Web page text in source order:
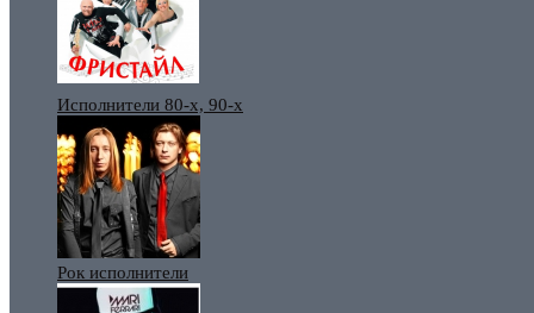
Исполнители 80-х, 90-х
Рок исполнители